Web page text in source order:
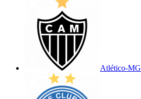
Atlético-MG